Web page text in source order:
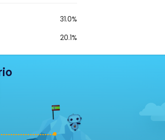
31.0%
20.1%